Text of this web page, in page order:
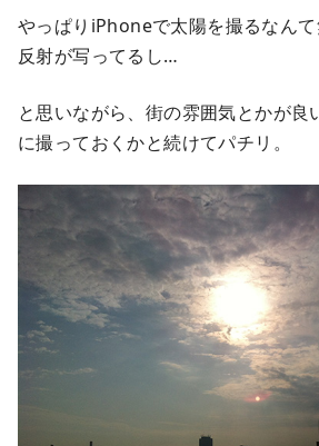
やっぱりiPhoneで太陽を撮るなん
反射が写ってるし…
と思いながら、街の雰囲気とかが良
に撮っておくかと続けてパチリ。